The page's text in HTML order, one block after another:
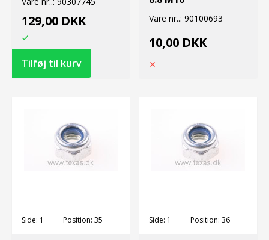
129,00 DKK Vare nr..: 90100693
10,00 DKK
Side: 1 Position: 35 Side: 1 Position: 36